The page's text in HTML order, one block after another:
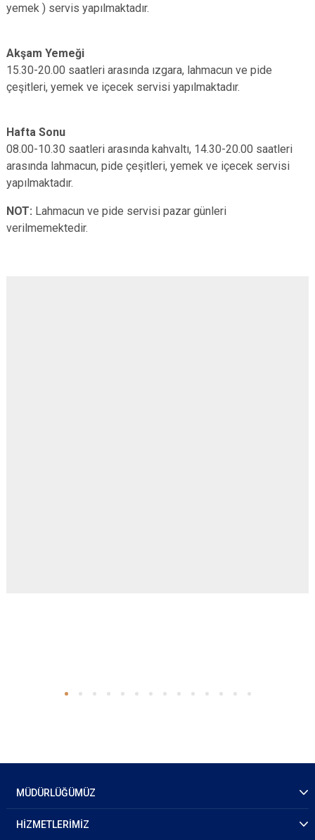
yemek ) servis yapılmaktadır.
Akşam Yemeği
15.30-20.00 saatleri arasında ızgara, lahmacun ve pide
çeşitleri, yemek ve içecek servisi yapılmaktadır.
Hafta Sonu
08.00-10.30 saatleri arasında kahvaltı, 14.30-20.00 saatleri
arasında lahmacun, pide çeşitleri, yemek ve içecek servisi
yapılmaktadır.
NOT: Lahmacun ve pide servisi pazar günleri
verilmemektedir.
MÜDÜRLÜĞÜMÜZ
HİZMETLERİMİZ